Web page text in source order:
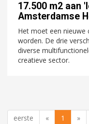
17.500 m2 aan
Amsterdamse
Het moet een nieuwe
worden. De drie
diverse
creatieve sector.
eerste « 1 »